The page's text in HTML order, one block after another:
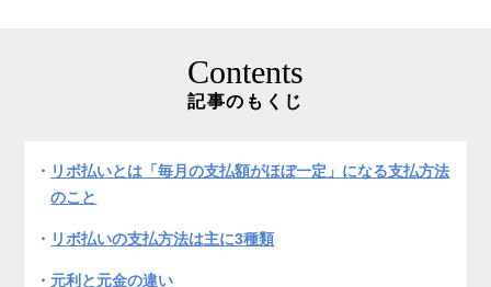
Contents
記事のもくじ
リボ払いとは「毎月の支払額がほぼ一定」になる支払方法
のこと
リボ払いの支払方法は主に3種類
元利と元金の違い